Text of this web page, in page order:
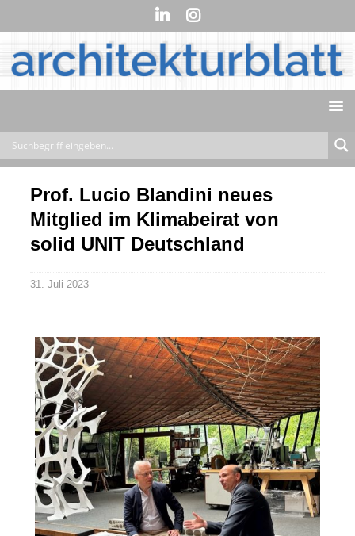
Prof. Lucio Blandini neues
Mitglied im Klimabeirat von
solid UNIT Deutschland
31. Juli 2023